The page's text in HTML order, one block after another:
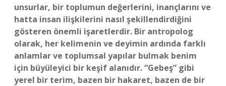
unsurlar, bir toplumun değerlerini, inançlarını ve
hatta insan ilişkilerini nasıl şekillendirdiğini
gösteren önemli işaretlerdir. Bir antropolog
olarak, her kelimenin ve deyimin ardında farklı
anlamlar ve toplumsal yapılar bulmak benim
için büyüleyici bir keşif alanıdır. “Gebeş” gibi
yerel bir terim, bazen bir hakaret, bazen de bir